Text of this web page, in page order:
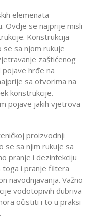
elemenata
Ovdje se najprije misli
Konstrukcija
se sa njom rukuje
zaštićenog
hrđe na
sa otvorima na
konstrukcije.
pojave jakih vjetrova
proizvodnji
se sa njim rukuje sa
pranje i dezinfekciju
toga i pranje filtera
navodnjavanja. Važno
vodotopivih đubriva
očistiti i to u praksi